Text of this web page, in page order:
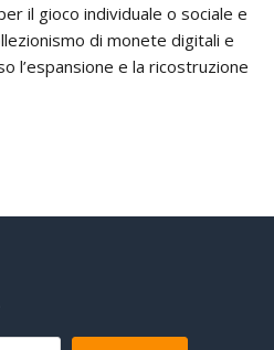
il gioco individuale o sociale e
di monete digitali e
l’espansione e la ricostruzione